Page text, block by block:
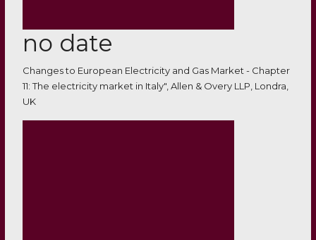
no date
Changes to European Electricity and Gas Market - Chapter
11: The electricity market in Italy", Allen & Overy LLP, Londra,
UK